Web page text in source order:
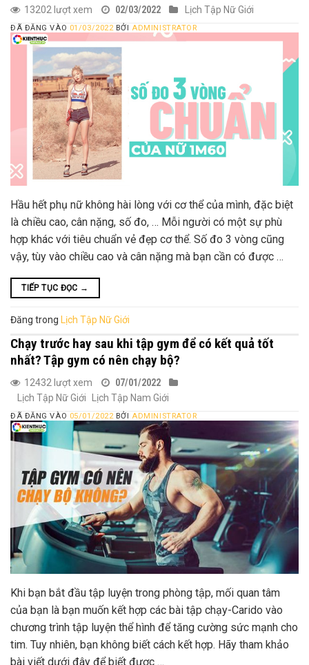
13202 lượt xem 02/03/2022 Lịch Tập Nữ Giới
ĐÃ ĐĂNG VÀO 01/03/2022BỞIADMINISTRATOR
Hầu hết phụ nữ không hài lòng với cơ thể của mình, đặc biệt
là chiều cao, cân nặng, số đo, … Mỗi người có một sự phù
hợp khác với tiêu chuẩn vẻ đẹp cơ thể. Số đo 3 vòng cũng
vậy, tùy vào chiều cao và cân nặng mà bạn cần có được …
TIẾP TỤC ĐỌC →
Đăng trong Lịch Tập Nữ Giới
Chạy trước hay sau khi tập gym để có kết quả tốt
nhất? Tập gym có nên chạy bộ?
12432 lượt xem
07/01/2022
Lịch Tập Nữ Giới
Lịch Tập Nam Giới
ĐÃ ĐĂNG VÀO 05/01/2022BỞIADMINISTRATOR
Khi bạn bắt đầu tập luyện trong phòng tập, mối quan tâm
của bạn là bạn muốn kết hợp các bài tập chạy-Carido vào
chương trình tập luyện thể hình để tăng cường sức mạnh cho
tim. Tuy nhiên, bạn không biết cách kết hợp. Hãy tham khảo
bài viết dưới đây để biết được …